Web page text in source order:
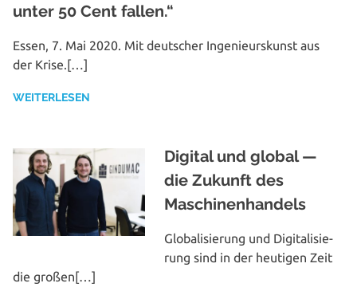
unter 50 Cent fallen.“
Essen, 7. Mai 2020. Mit deutscher Inge­nieurs­kunst aus
der Krise.[…]
WEITERLESEN
Digital und global —
die Zukunft des
Maschinenhandels
Glo­ba­li­sie­rung und Digi­ta­li­sie­
rung sind in der heutigen Zeit
die großen[…]